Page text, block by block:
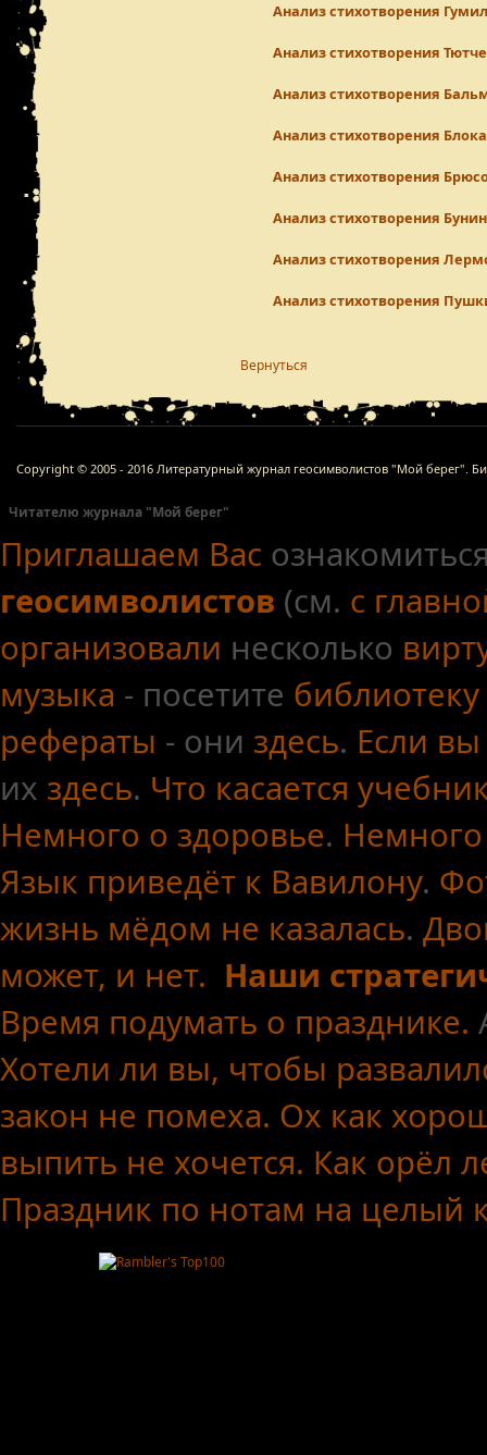
Анализ стихотворения
Анализ стихотворения
Анализ стихотворения
Анализ стихотворения Блока
Анализ стихотворения
Анализ стихотворения
Анализ стихотворения
Анализ стихотворения
Вернуться
Copyright © 2005 - 2016 Литературный журнал геосимволистов "Мой берег".
Читателю журнала "Мой берег"
Приглашаем Вас
геосимволистов (см. с
организовали несколько
музыка - посетите
рефераты - они здесь. Если
их здесь. Что касается
Немного о здоровье.
Язык приведёт к Вавилону.
жизнь мёдом не казалась.
может, и нет. Наши
Время подумать о празднике.
Хотели ли вы, чтобы
закон не помеха. Ох как
выпить не хочется. Как орёл
Праздник по нотам на целый